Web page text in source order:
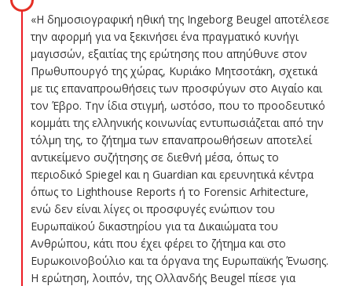
«Η δημοσιογραφική ηθική της Ingeborg Beugel αποτέλεσε
την αφορμή για να ξεκινήσει ένα πραγματικό κυνήγι
μαγισσών, εξαιτίας της ερώτησης που απηύθυνε στον
Πρωθυπουργό της χώρας, Κυριάκο Μητσοτάκη, σχετικά
με τις επαναπροωθήσεις των προσφύγων στο Αιγαίο και
τον Έβρο. Την ίδια στιγμή, ωστόσο, που το προοδευτικό
κομμάτι της ελληνικής κοινωνίας εντυπωσιάζεται από την
τόλμη της, το ζήτημα των επαναπροωθήσεων αποτελεί
αντικείμενο συζήτησης σε διεθνή μέσα, όπως το
περιοδικό Spiegel και η Guardian και ερευνητικά κέντρα
όπως το Lighthouse Reports ή το Forensic Arhitecture,
ενώ δεν είναι λίγες οι προσφυγές ενώπιον του
Ευρωπαϊκού δικαστηρίου για τα Δικαιώματα του
Ανθρώπου, κάτι που έχει φέρει το ζήτημα και στο
Ευρωκοινοβούλιο και τα όργανα της Ευρωπαϊκής Ένωσης.
Η ερώτηση, λοιπόν, της Ολλανδής Beugel πίεσε για